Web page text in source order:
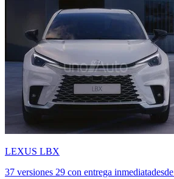
LEXUS LBX
37 versiones 29 con entrega inmediatadesde